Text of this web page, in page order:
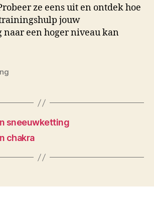
ze eens uit en ontdek hoe
jouw
een hoger niveau kan
sneeuwketting
chakra